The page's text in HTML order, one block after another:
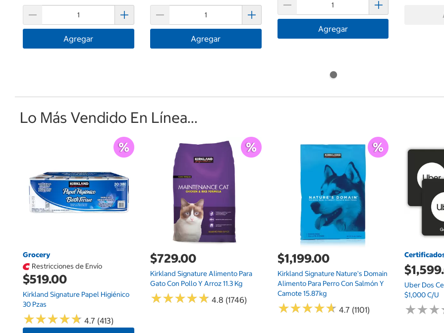
Agregar Agregar
Agregar
Lo Más Vendido En Línea...
Grocery
Restricciones de Envío
$519.00
Kirkland Signature Papel Higiénico
30 Pzas
★★★★★
★★★★★ 4.7 (413)
$729.00
Kirkland Signature Alimento Para
Gato Con Pollo Y Arroz 11.3 Kg
★★★★★
★★★★★ 4.8 (1746)
$1,199.00
Kirkland Signature Nature's Domain
Alimento Para Perro Con Salmón Y
Camote 15.87kg
★★★★★
★★★★★ 4.7 (1101)
Uber Dos
$1,000 C/u
★★★
★★★